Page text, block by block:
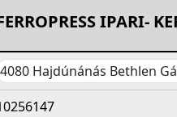
IPARI-
4080 Hajdúnánás Bethlen